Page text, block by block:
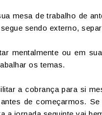
mesa de trabalho de
sendo externo,
mentalmente ou em
os temas.
a cobrança para si
de começarmos.